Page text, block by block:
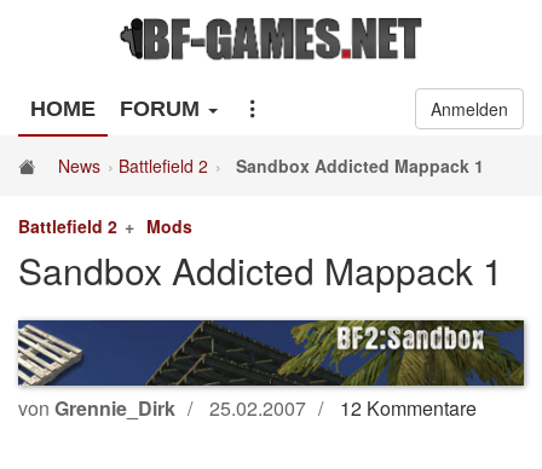
HOME FORUM Anmelden
News Battlefield 2 Sandbox Addicted Mappack 1
Battlefield 2 Mods
Sandbox Addicted Mappack 1
von Grennie_Dirk 25.02.2007 12 Kommentare